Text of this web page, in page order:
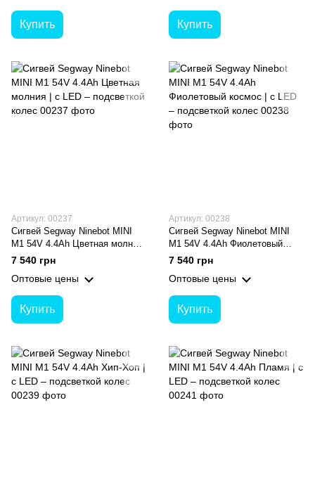
Купить Купить
Артикул: 00237
Сигвей Segway Ninebot MINI
M1 54V 4.4Ah Цветная молния
| с LED – подсветкой колес
7 540 грн
Оптовые цены
Купить
Артикул: 00238
Сигвей Segway Ninebot MINI
M1 54V 4.4Ah Фиолетовый
космос | с LED – подсветкой
7 540 грн
Оптовые цены
Купить